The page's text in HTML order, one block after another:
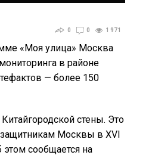
0 0 1 971
«Моя улица» Москва
в районе
— более 150
стены. Это
защитникам Москвы в XVI
этом сообщается на